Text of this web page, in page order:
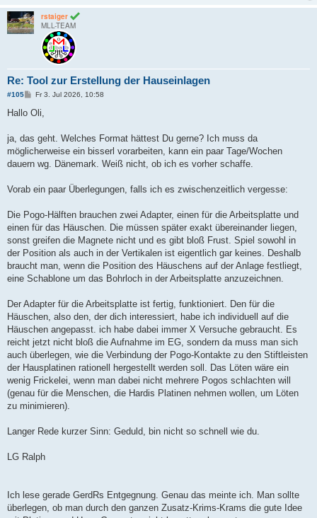
rstaiger
MLL-TEAM
Re: Tool zur Erstellung der Hauseinlagen
#105
B
i
a
Fr 3. Jul 2026, 10:58
Hallo Oli,
ja, das geht. Welches Format hättest Du gerne? Ich muss da
möglicherweise ein bisserl vorarbeiten, kann ein paar Tage/Wochen
dauern wg. Dänemark. Weiß nicht, ob ich es vorher schaffe.
Vorab ein paar Überlegungen, falls ich es zwischenzeitlich vergesse:
Die Pogo-Hälften brauchen zwei Adapter, einen für die Arbeitsplatte und
einen für das Häuschen. Die müssen später exakt übereinander liegen,
sonst greifen die Magnete nicht und es gibt bloß Frust. Spiel sowohl in
der Position als auch in der Vertikalen ist eigentlich gar keines. Deshalb
braucht man, wenn die Position des Häuschens auf der Anlage festliegt,
eine Schablone um das Bohrloch in der Arbeitsplatte anzuzeichnen.
Der Adapter für die Arbeitsplatte ist fertig, funktioniert. Den für die
Häuschen, also den, der dich interessiert, habe ich individuell auf die
Häuschen angepasst. ich habe dabei immer X Versuche gebraucht. Es
reicht jetzt nicht bloß die Aufnahme im EG, sondern da muss man sich
auch überlegen, wie die Verbindung der Pogo-Kontakte zu den Stiftleisten
der Hausplatinen rationell hergestellt werden soll. Das Löten wäre ein
wenig Frickelei, wenn man dabei nicht mehrere Pogos schlachten will
(genau für die Menschen, die Hardis Platinen nehmen wollen, um Löten
zu minimieren).
Langer Rede kurzer Sinn: Geduld, bin nicht so schnell wie du.
LG Ralph
Ich lese gerade GerdRs Entgegnung. Genau das meinte ich. Man sollte
überlegen, ob man durch den ganzen Zusatz-Krims-Krams die gute Idee